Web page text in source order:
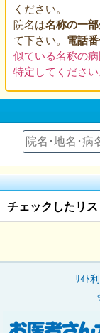
ください。
院名は名称の一
て下さい。 電話
似ている名称の
特定してください
チェックしたリ
ｻｲﾄ